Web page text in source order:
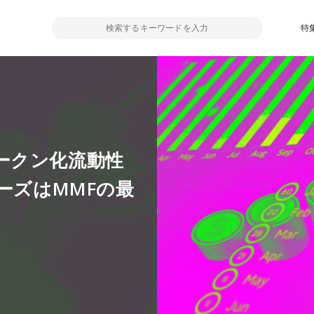
特
クン化流動性
ズはMMFの最